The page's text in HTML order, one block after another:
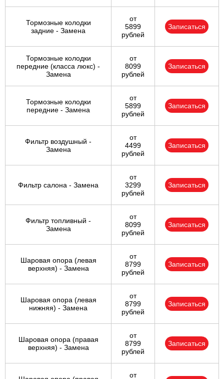
Тормозные колодки
задние - Замена
от
5899
рублей
Записаться
Тормозные колодки
передние (класса люкс) -
Замена
от
8099
рублей
Записаться
Тормозные колодки
передние - Замена
от
5899
рублей
Записаться
Фильтр воздушный -
Замена
от
4499
рублей
Записаться
Фильтр салона - Замена
от
3299
рублей
Записаться
Фильтр топливный -
Замена
от
8099
рублей
Записаться
Шаровая опора (левая
верхняя) - Замена
от
8799
рублей
Записаться
Шаровая опора (левая
нижняя) - Замена
от
8799
рублей
Записаться
Шаровая опора (правая
верхняя) - Замена
от
8799
рублей
Записаться
от